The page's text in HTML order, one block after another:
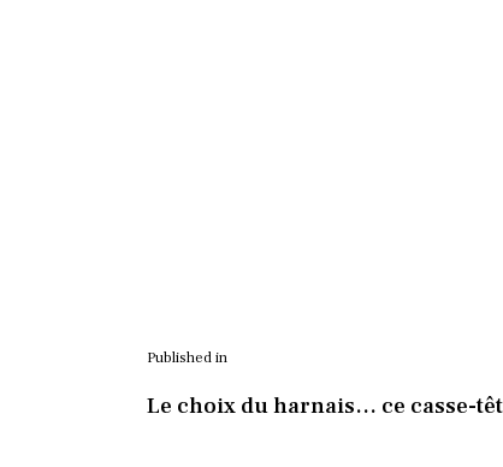
Published in
Le choix du harnais… ce casse-